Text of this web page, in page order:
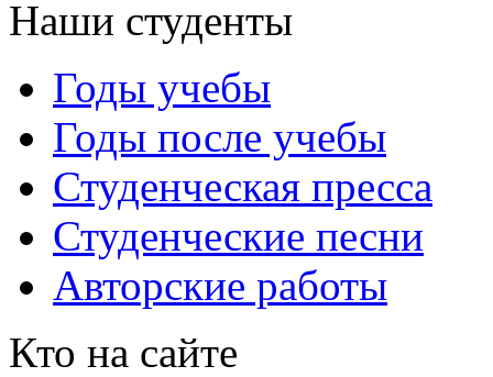
Наши студенты
Годы учебы
Годы после учебы
Студенческая пресса
Студенческие песни
Авторские работы
Кто на сайте